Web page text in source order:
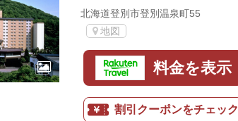
北海道登別市登別温泉町55
地図
料金を表示
割引クーポンをチェック